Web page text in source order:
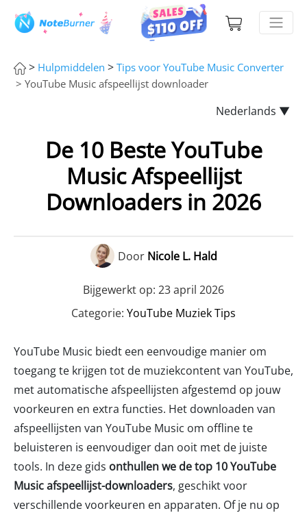
> Hulpmiddelen > Tips voor YouTube Music Converter
> YouTube Music afspeellijst downloader
Nederlands ▼
De 10 Beste YouTube
Music Afspeellijst
Downloaders in 2026
Door Nicole L. Hald
Bijgewerkt op: 23 april 2026
Categorie: YouTube Muziek Tips
YouTube Music biedt een eenvoudige manier om
toegang te krijgen tot de muziekcontent van YouTube,
met automatische afspeellijsten afgestemd op jouw
voorkeuren en extra functies. Het downloaden van
afspeellijsten van YouTube Music om offline te
beluisteren is eenvoudiger dan ooit met de juiste
tools. In deze gids onthullen we de top 10 YouTube
Music afspeellijst-downloaders, geschikt voor
verschillende voorkeuren en apparaten. Of je nu op